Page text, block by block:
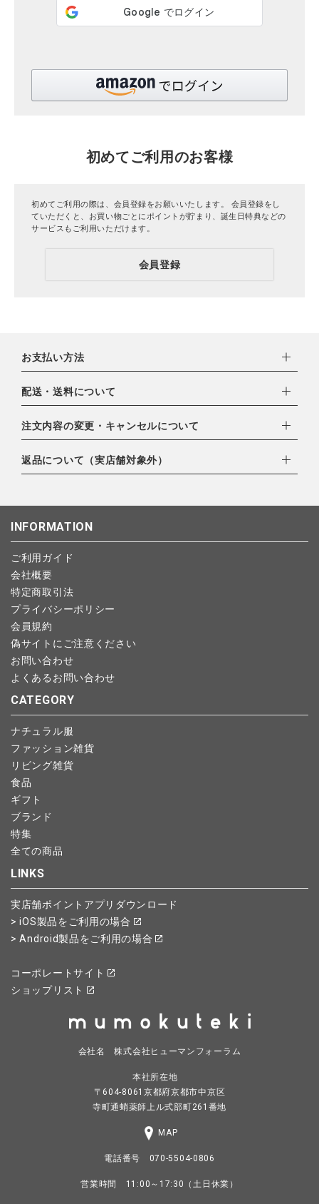
ご利用ガイド
初めてご利用のお客様
初めてご利用の際は、会員登録をお願いいたします。 会員登録をし
ていただくと、お買い物ごとにポイントが貯まり、誕生日特典などの
サービスもご利用いただけます。
会員登録
お支払い方法
下記お支払い方法よりお選びいただけます。
・クレジットカード（VISA,mastercard,JCB,AMERICAN
EXPRESS,Diners Club）
・amazonペイメント
・楽天ペイ
・PayPay
配送・送料について
配達業者：日本郵便
北海道：1,400円
注文内容の変更・キャンセルについて
ご注文日当日から翌日のAM9:00までにご連絡頂いた場合はキャ
ンセルは可能です。
します。
予約商品など一部キャンセルが出来ない場合がございます。あら
かじめご了承ください。
返品について（実店舗対象外）
こちら よりご依頼ください。
INFORMATION
ご利用ガイド
会社概要
特定商取引法
プライバシーポリシー
会員規約
偽サイトにご注意ください
お問い合わせ
よくあるお問い合わせ
CATEGORY
ナチュラル服
ファッション雑貨
リビング雑貨
食品
ギフト
ブランド
特集
全ての商品
LINKS
実店舗ポイントアプリダウンロード
> iOS製品をご利用の場合
> Android製品をご利用の場合
コーポレートサイト
ショップリスト
会社名 株式会社ヒューマンフォーラム
本社所在地
〒604-8061京都府京都市中京区
寺町通蛸薬師上ル式部町261番地
MAP
電話番号 070-5504-0806
営業時間 11:00～17:30（土日休業）